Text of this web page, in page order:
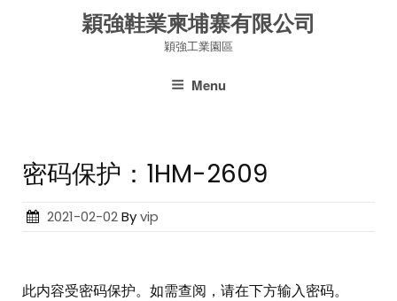
穎強鞋業柬埔寨有限公司
穎強工業園區
Menu
密码保护：1HM-2609
Posted
2021-02-02Byvip
此内容受密码保护。如需查阅，请在下方输入密码。